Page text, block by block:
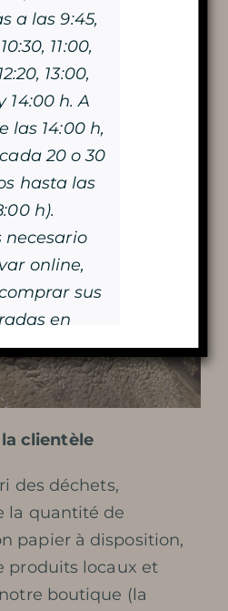
VELAS
más
Y
DE LA CUEVA
clientèle
des déchets,
la quantité de
papier à disposition,
produits locaux et
boutique (la
a las 9:45,
11:00,
13:00,
14:00 h. A
las 14:00 h,
20 o 30
hasta las
h).
necesario
online,
sus
en
pronto!